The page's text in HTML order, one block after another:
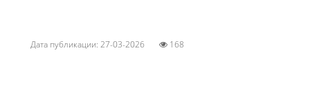
Дата публикации: 27-03-2026 168